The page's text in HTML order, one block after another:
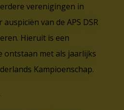
verenigingen in
van de APS DSR
Hieruit is een
ontstaan met als jaarlijks
Kampioenschap.